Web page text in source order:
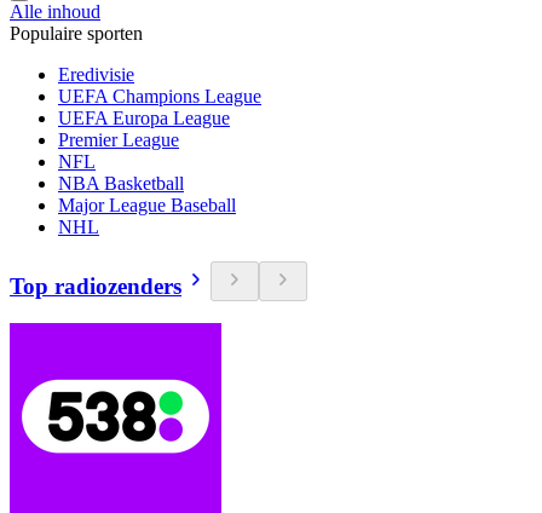
Alle inhoud
Populaire sporten
Eredivisie
UEFA Champions League
UEFA Europa League
Premier League
NFL
NBA Basketball
Major League Baseball
NHL
Top radiozenders